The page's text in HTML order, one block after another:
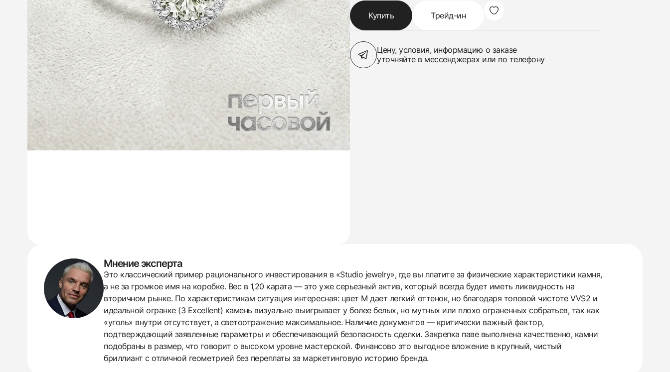
438
285
145
142
205
204
195
150
Купить Трейд-ин
Цену, условия, информацию о заказе
уточняйте в мессенджерах или по телефону
Мнение эксперта
Это классический пример рационального инвестирования в «Studio jewelry», где вы платите за физические характеристики камня,
а не за громкое имя на коробке. Вес в 1,20 карата — это уже серьезный актив, который всегда будет иметь ликвидность на
вторичном рынке. По характеристикам ситуация интересная: цвет M дает легкий оттенок, но благодаря топовой чистоте VVS2 и
идеальной огранке (3 Excellent) камень визуально выигрывает у более белых, но мутных или плохо ограненных собратьев, так как
«уголь» внутри отсутствует, а светоотражение максимальное. Наличие документов — критически важный фактор,
подтверждающий заявленные параметры и обеспечивающий безопасность сделки. Закрепка паве выполнена качественно, камни
подобраны в размер, что говорит о высоком уровне мастерской. Финансово это выгодное вложение в крупный, чистый
бриллиант с отличной геометрией без переплаты за маркетинговую историю бренда.